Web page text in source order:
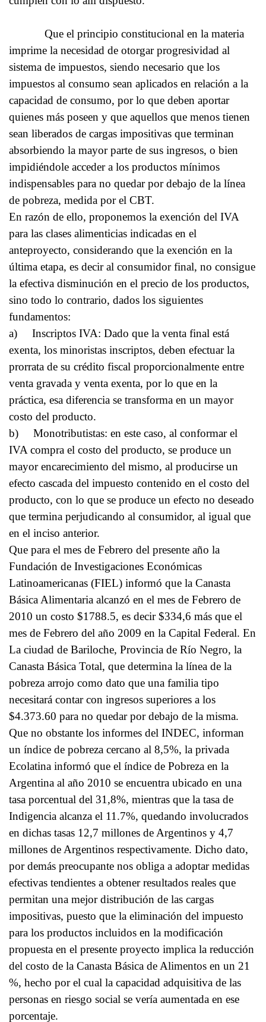
Que el principio constitucional en la materia
imprime la necesidad de otorgar progresividad al
sistema de impuestos, siendo necesario que los
impuestos al consumo sean aplicados en relación a la
capacidad de consumo, por lo que deben aportar
quienes más poseen y que aquellos que menos tienen
sean liberados de cargas impositivas que terminan
absorbiendo la mayor parte de sus ingresos, o bien
impidiéndole acceder a los productos mínimos
indispensables para no quedar por debajo de la línea
de pobreza, medida por el CBT.
En razón de ello, proponemos la exención del IVA
para las clases alimenticias indicadas en el
anteproyecto, considerando que la exención en la
última etapa, es decir al consumidor final, no consigue
la efectiva disminución en el precio de los productos,
sino todo lo contrario, dados los siguientes
fundamentos:
a) Inscriptos IVA: Dado que la venta final está
exenta, los minoristas inscriptos, deben efectuar la
prorrata de su crédito fiscal proporcionalmente entre
venta gravada y venta exenta, por lo que en la
práctica, esa diferencia se transforma en un mayor
costo del producto.
b) Monotributistas: en este caso, al conformar el
IVA compra el costo del producto, se produce un
mayor encarecimiento del mismo, al producirse un
efecto cascada del impuesto contenido en el costo del
producto, con lo que se produce un efecto no deseado
que termina perjudicando al consumidor, al igual que
en el inciso anterior.
Que para el mes de Febrero del presente año la
Fundación de Investigaciones Económicas
Latinoamericanas (FIEL) informó que la Canasta
Básica Alimentaria alcanzó en el mes de Febrero de
2010 un costo $1788.5, es decir $334,6 más que el
mes de Febrero del año 2009 en la Capital Federal. En
La ciudad de Bariloche, Provincia de Río Negro, la
Canasta Básica Total, que determina la línea de la
pobreza arrojo como dato que una familia tipo
necesitará contar con ingresos superiores a los
$4.373.60 para no quedar por debajo de la misma.
Que no obstante los informes del INDEC, informan
un índice de pobreza cercano al 8,5%, la privada
Ecolatina informó que el índice de Pobreza en la
Argentina al año 2010 se encuentra ubicado en una
tasa porcentual del 31,8%, mientras que la tasa de
Indigencia alcanza el 11.7%, quedando involucrados
en dichas tasas 12,7 millones de Argentinos y 4,7
millones de Argentinos respectivamente. Dicho dato,
por demás preocupante nos obliga a adoptar medidas
efectivas tendientes a obtener resultados reales que
permitan una mejor distribución de las cargas
impositivas, puesto que la eliminación del impuesto
para los productos incluidos en la modificación
propuesta en el presente proyecto implica la reducción
del costo de la Canasta Básica de Alimentos en un 21
%, hecho por el cual la capacidad adquisitiva de las
personas en riesgo social se vería aumentada en ese
porcentaje.